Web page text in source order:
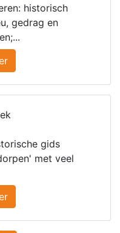
historisch
gedrag en
gids
met veel